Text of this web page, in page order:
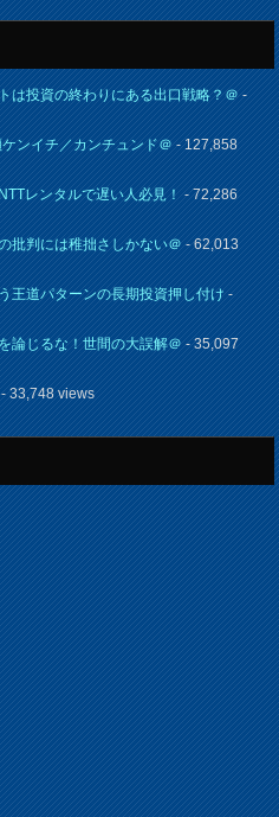
は投資の終わりにある出口戦略？＠-
ンイチ／カンチュンド＠- 127,858
レンタルで遅い人必見！- 72,286
批判には稚拙さしかない＠- 62,013
王道パターンの長期投資押し付け-
論じるな！世間の大誤解＠- 35,097
33,748 views